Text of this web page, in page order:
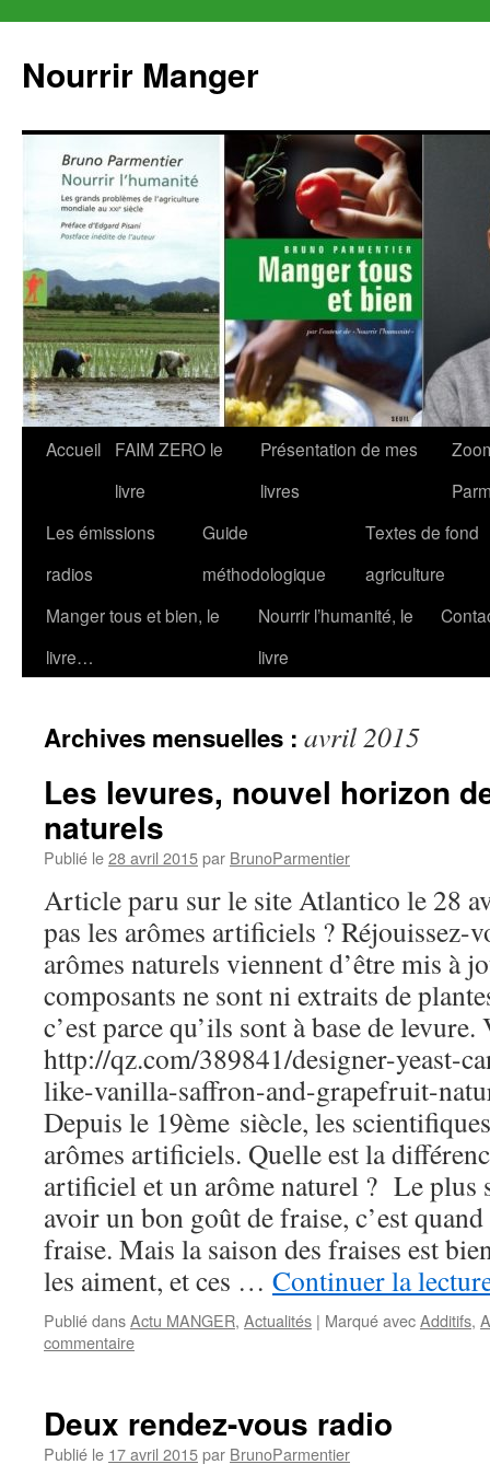
contenu
Nourrir Manger
Accueil
FAIM ZERO le
livre
Présentation de mes
livres
Les émissions
radios
Guide
méthodologique
Textes de fond
agriculture
Manger tous et bien, le
livre…
Nourrir l’humanité, le
livre
Archives mensuelles : avril 2015
Les levures, nouvel horizon
naturels
Publié le28 avril 2015par BrunoParmentier
Article paru sur le site Atlantico le 28
pas les arômes artificiels ? Réjouissez-
arômes naturels viennent d’être mis à
composants ne sont ni extraits de
c’est parce qu’ils sont à base de
http://qz.com/389841/designer-yeast-
like-vanilla-saffron-and-grapefruit-
Depuis le 19ème siècle, les
arômes artificiels. Quelle est la
artificiel et un arôme naturel ? Le plus
avoir un bon goût de fraise, c’est
fraise. Mais la saison des fraises est
les aiment, et ces … Continuer la
Publié dansActu MANGER, Actualités | Marqué avecAdditifs,
commentaire
Deux rendez-vous radio
Publié le 17 avril 2015par BrunoParmentier